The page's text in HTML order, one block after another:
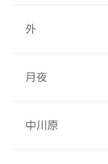
外
月夜
中川原